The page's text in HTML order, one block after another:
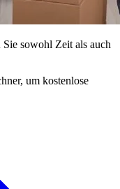
sowohl Zeit als auch
um kostenlose